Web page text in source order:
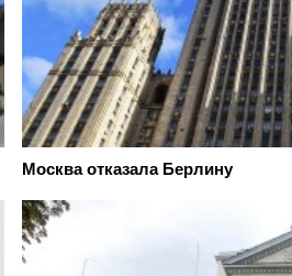
Москва отказала Берлину